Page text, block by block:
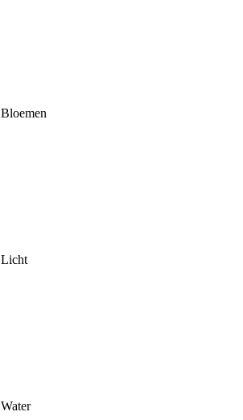
Bloemen
Licht
Water